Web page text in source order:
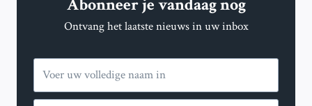
OM
KINDEREN
KRIJGEN
Abonneer je vandaag nog
Ontvang het laatste nieuws in uw inbox